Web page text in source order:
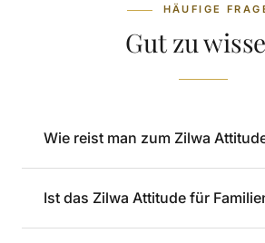
HÄUFIGE
Gut zu
Wie reist man zum Zilwa
Ist das Zilwa Attitude für